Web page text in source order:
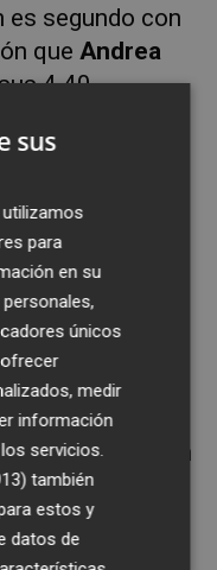
es segundo con
queAndrea
4.40
estará
7:49.04 del
tercero del
que ocupa
el triple salto con
en el peso con
en Ourense con
en los 1.500
físicos
que Carmen
sus
para
en su
únicos
medir
información
servicios.
también
estos y
datos de